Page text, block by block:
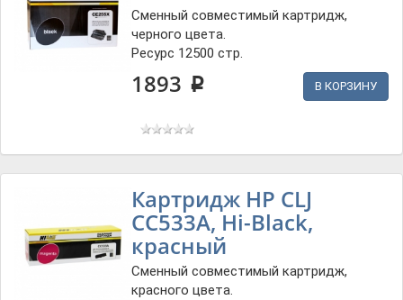
Сменный совместимый картридж,
черного цвета.
Ресурс 12500 стр.
1893 p В КОРЗИНУ
Картридж HP СLJ
CC533A, Hi-Black,
красный
Сменный совместимый картридж,
красного цвета.